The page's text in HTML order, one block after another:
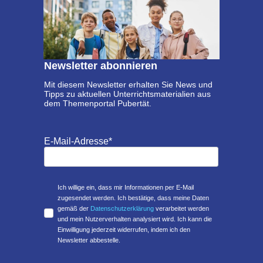
Newsletter abonnieren
Mit diesem Newsletter erhalten Sie News und
Tipps zu aktuellen Unterrichtsmaterialien aus
dem Themenportal Pubertät.
E-Mail-Adresse*
Ich willige ein, dass mir Informationen per E-Mail
zugesendet werden. Ich bestätige, dass meine Daten
gemäß der Datenschutzerklärungverarbeitet werden
und mein Nutzerverhalten analysiert wird. Ich kann die
Einwilligung jederzeit widerrufen, indem ich den
Newsletter abbestelle.